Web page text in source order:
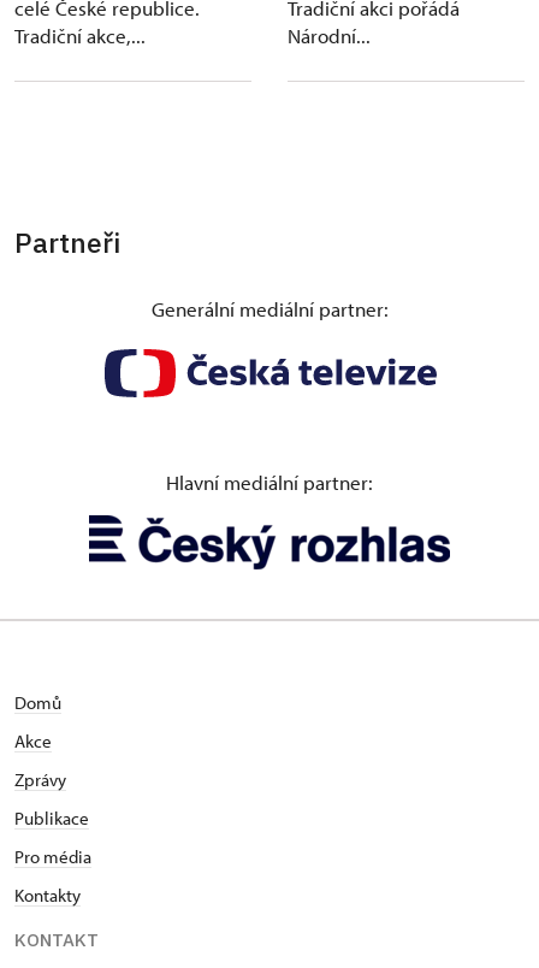
celé České republice.
Tradiční akce,...
Tradiční akci pořádá
Národní...
Partneři
Generální mediální partner:
Hlavní mediální partner:
Domů
Akce
Zprávy
Publikace
Pro média
Kontakty
KONTAKT